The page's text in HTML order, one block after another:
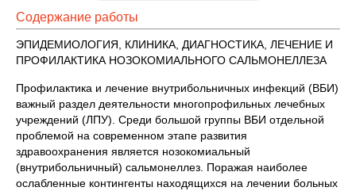
Содержание работы
ЭПИДЕМИОЛОГИЯ, КЛИНИКА, ДИАГНОСТИКА, ЛЕЧЕНИЕ И
ПРОФИЛАКТИКА НОЗОКОМИАЛЬНОГО САЛЬМОНЕЛЛЕЗА
Профилактика и лечение внутрибольничных инфекций (ВБИ)
важный раздел деятельности многопрофильных лечебных
учреждений (ЛПУ). Среди большой группы ВБИ отдельной
проблемой на современном этапе развития
здравоохранения является нозокомиальный
(внутрибольничный) сальмонеллез. Поражая наиболее
ослабленные контингенты находящихся на лечении больных